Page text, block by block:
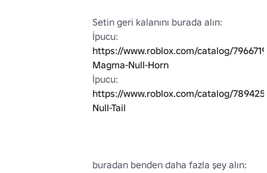
Setin geri kalanını burada alın:
https://www.roblox.com/catalog/
Magma-Null-Horn
https://www.roblox.com/catalog/
Null-Tail